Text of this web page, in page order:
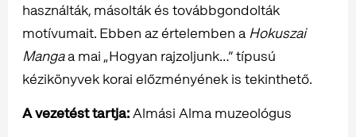
használták, másolták és továbbgondolták
motívumait. Ebben az értelemben aHokuszai
Mangaa mai „Hogyan rajzoljunk…” típusú
kézikönyvek korai előzményének is tekinthető.
A vezetést tartja:Almási Alma muzeológus